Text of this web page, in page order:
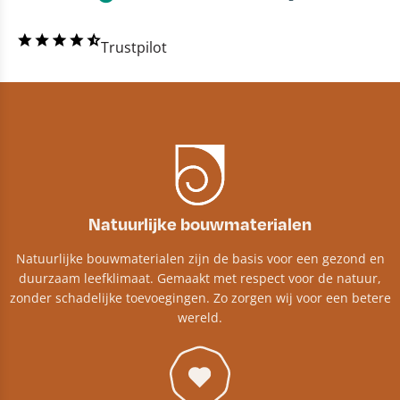
Trustpilot
Natuurlijke bouwmaterialen
Natuurlijke bouwmaterialen zijn de basis voor een gezond en
duurzaam leefklimaat. Gemaakt met respect voor de natuur,
zonder schadelijke toevoegingen. Zo zorgen wij voor een betere
wereld.